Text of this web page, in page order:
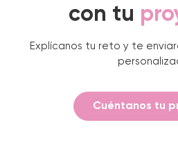
con tu
Explícanos tu reto y te
Cuéntanos tu